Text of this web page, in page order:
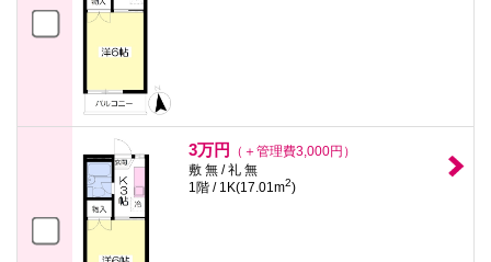
3万円
（＋管理費3,000円）
敷 無 / 礼 無
1階 / 1K(17.01m2)